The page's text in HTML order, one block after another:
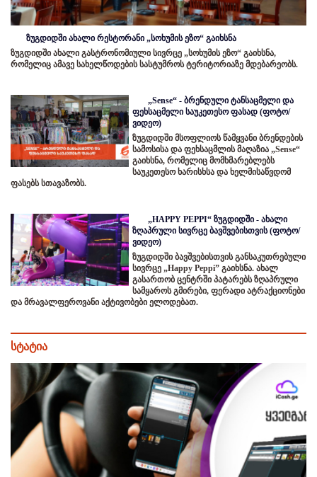
ზუგდიდში ახალი რესტორანი „სოხუმის ეზო“ გაიხსნა
ზუგდიდში ახალი გასტრონომიული სივრცე „სოხუმის ეზო“ გაიხსნა,
რომელიც ამავე სახელწოდების სასტუმროს ტერიტორიაზე მდებარეობს.
„Sense“ - ბრენდული ტანსაცმელი და
ფეხსაცმელი საუკეთესო ფასად (ფოტო/
ვიდეო)
ზუგდიდში მსოფლიოს წამყვანი ბრენდების
სამოსისა და ფეხსაცმლის მაღაზია „Sense“
გაიხსნა, რომელიც მომხმარებლებს
საუკეთესო ხარისხსა და ხელმისაწვდომ
ფასებს სთავაზობს.
„HAPPY PEPPI“ ზუგდიდში - ახალი
ზღაპრული სივრცე ბავშვებისთვის (ფოტო/
ვიდეო)
ზუგდიდში ბავშვებისთვის განსაკუთრებული
სივრცე „Happy Peppi” გაიხსნა. ახალ
გასართობ ცენტრში პატარებს ზღაპრული
სამყაროს გმირები, ფერადი ატრაქციონები
და მრავალფეროვანი აქტივობები ელოდებათ.
სტატია